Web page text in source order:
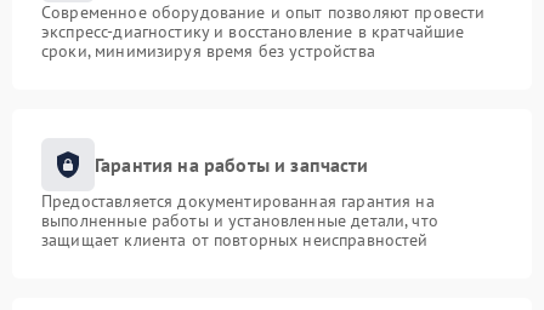
Современное оборудование и опыт позволяют провести
экспресс-диагностику и восстановление в кратчайшие
сроки, минимизируя время без устройства
Гарантия на работы и запчасти
Предоставляется документированная гарантия на
выполненные работы и установленные детали, что
защищает клиента от повторных неисправностей